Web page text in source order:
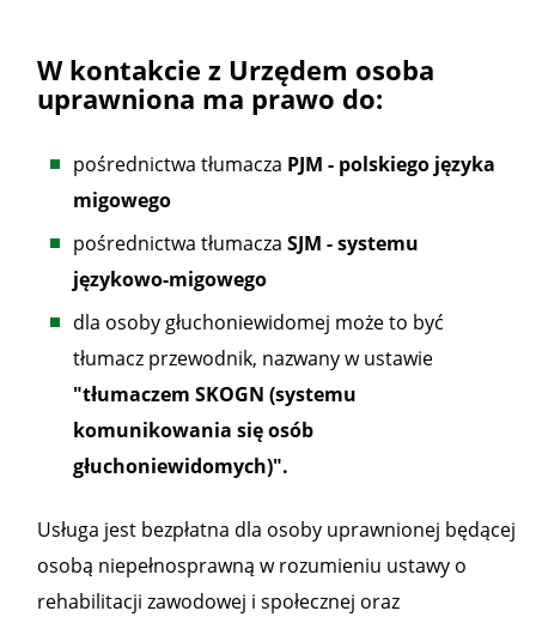
W kontakcie z Urzędem osoba
uprawniona ma prawo do:
pośrednictwa tłumacza PJM - polskiego języka
migowego
pośrednictwa tłumacza SJM - systemu
językowo-migowego
dla osoby głuchoniewidomej może to być
tłumacz przewodnik, nazwany w ustawie
"tłumaczem SKOGN (systemu
komunikowania się osób
głuchoniewidomych)".
Usługa jest bezpłatna dla osoby uprawnionej będącej
osobą niepełnosprawną w rozumieniu ustawy o
rehabilitacji zawodowej i społecznej oraz